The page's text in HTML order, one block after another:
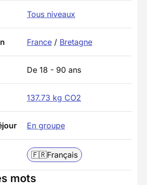
Tous niveaux
France / Bretagne
De 18 - 90 ans
137.73 kg CO2
En groupe
🇫🇷Français
mots